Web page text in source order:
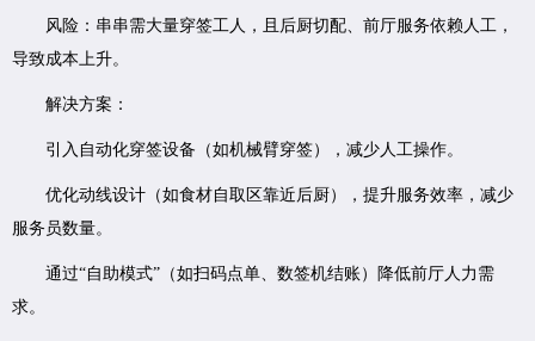
风险：串串需大量穿签工人，且后厨切配、前厅服务依赖人工，
导致成本上升。
解决方案：
引入自动化穿签设备（如机械臂穿签），减少人工操作。
优化动线设计（如食材自取区靠近后厨），提升服务效率，减少
服务员数量。
通过“自助模式”（如扫码点单、数签机结账）降低前厅人力需
求。